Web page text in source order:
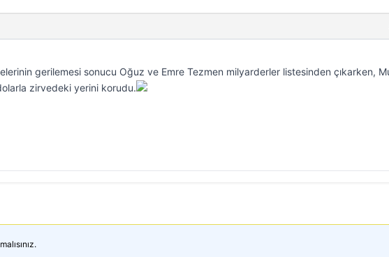
gerilemesi sonucu Oğuz ve Emre Tezmen milyarderler listesinden çıkarken,
zirvedeki yerini korudu.